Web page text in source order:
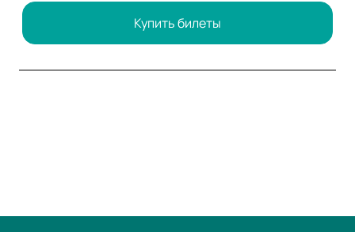
Купить билеты